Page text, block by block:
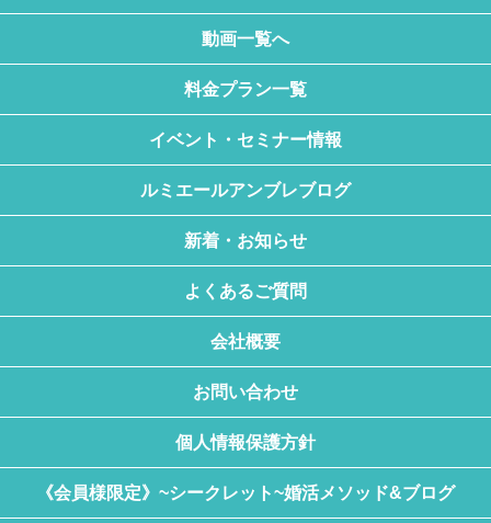
動画一覧へ
料金プラン一覧
イベント・セミナー情報
ルミエールアンブレブログ
新着・お知らせ
よくあるご質問
会社概要
お問い合わせ
個人情報保護方針
《会員様限定》~シークレット~婚活メソッド&ブログ